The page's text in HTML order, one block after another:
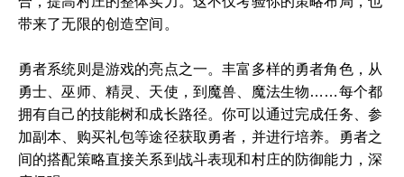
带来了无限的创造空间。
勇者系统则是游戏的亮点之一。丰富多样的勇者角色，从
勇士、巫师、精灵、天使，到魔兽、魔法生物……每个都
拥有自己的技能树和成长路径。你可以通过完成任务、参
加副本、购买礼包等途径获取勇者，并进行培养。勇者之
间的搭配策略直接关系到战斗表现和村庄的防御能力，深